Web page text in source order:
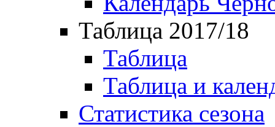
Таблица 2017/18
Таблица
Таблица и
Статистика сезона